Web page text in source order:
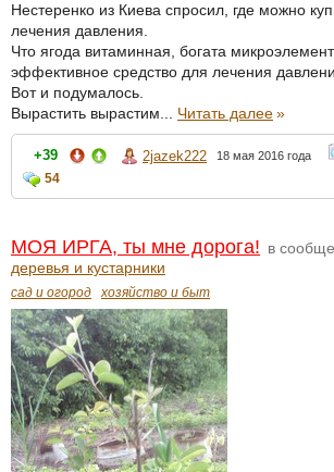
Нестеренко из Киева спросил, где можно
лечения давления.
Что ягода витаминная, богата
эффективное средство для лечения
Вот и подумалось.
Вырастить вырастим... Читать далее»
+39 2jazek222 18 мая 2016 года
54
МОЯ ИРГА, ты мне дорога! в
деревья и кустарники
сад и огород хозяйство и быт